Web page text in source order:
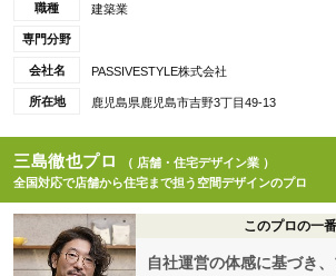
職種 建築業
専門分野
会社名 PASSIVESTYLE株式会社
所在地 鹿児島県鹿児島市吉野3丁目49-13
三島徹也プロ
（ 店舗・住宅デザイン業 ）
全国対応で店舗から住宅まで担う空間デザインのプロ
このプロの一
自社運営の体感に基づき